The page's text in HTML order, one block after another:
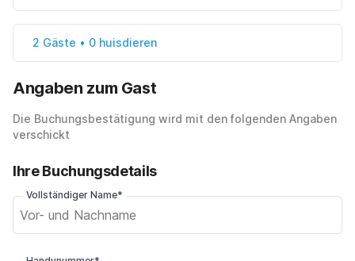
2 Gäste • 0 huisdieren
Angaben zum Gast
Die Buchungsbestätigung wird mit den folgenden Angaben
verschickt
Ihre Buchungsdetails
Vollständiger Name*